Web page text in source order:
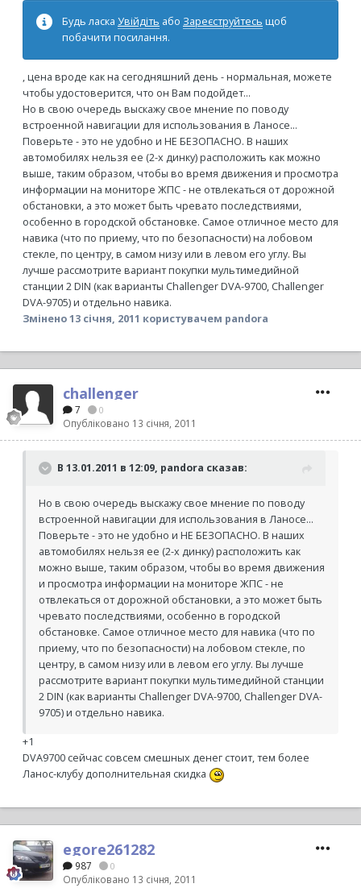
Будь ласка Увійдіть або Зареєструйтесь щоб
побачити посилання.
, цена вроде как на сегодняшний день - нормальная, можете
чтобы удостоверится, что он Вам подойдет...
Но в свою очередь выскажу свое мнение по поводу
встроенной навигации для использования в Ланосе...
Поверьте - это не удобно и НЕ БЕЗОПАСНО. В наших
автомобилях нельзя ее (2-х динку) расположить как можно
выше, таким образом, чтобы во время движения и просмотра
информации на мониторе ЖПС - не отвлекаться от дорожной
обстановки, а это может быть чревато последствиями,
особенно в городской обстановке. Самое отличное место для
навика (что по приему, что по безопасности) на лобовом
стекле, по центру, в самом низу или в левом его углу. Вы
лучше рассмотрите вариант покупки мультимедийной
станции 2 DIN (как варианты Challenger DVA-9700, Challenger
DVA-9705) и отдельно навика.
Змінено13 січня, 2011 користувачем pandora
challenger
7 0
Опубліковано 13 січня, 2011
В 13.01.2011 в 12:09, pandora сказав:
Но в свою очередь выскажу свое мнение по поводу
встроенной навигации для использования в Ланосе...
Поверьте - это не удобно и НЕ БЕЗОПАСНО. В наших
автомобилях нельзя ее (2-х динку) расположить как
можно выше, таким образом, чтобы во время движения
и просмотра информации на мониторе ЖПС - не
отвлекаться от дорожной обстановки, а это может быть
чревато последствиями, особенно в городской
обстановке. Самое отличное место для навика (что по
приему, что по безопасности) на лобовом стекле, по
центру, в самом низу или в левом его углу. Вы лучше
рассмотрите вариант покупки мультимедийной станции
2 DIN (как варианты Challenger DVA-9700, Challenger DVA-
9705) и отдельно навика.
+1
DVA9700 сейчас совсем смешных денег стоит, тем более
Ланос-клубу дополнительная скидка
egore261282
987 0
Опубліковано 13 січня, 2011